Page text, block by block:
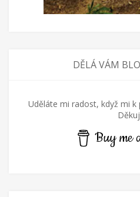
DĚLÁ VÁM
Uděláte mi radost, když mi
Buy me